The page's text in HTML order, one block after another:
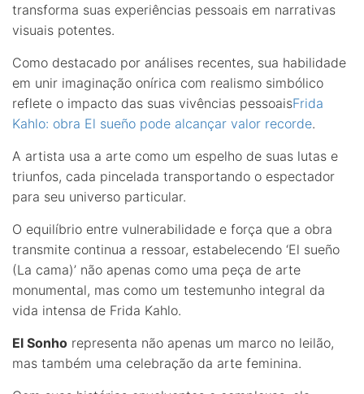
transforma suas experiências pessoais em narrativas
visuais potentes.
Como destacado por análises recentes, sua habilidade
em unir imaginação onírica com realismo simbólico
reflete o impacto das suas vivências pessoaisFrida
Kahlo: obra El sueño pode alcançar valor recorde.
A artista usa a arte como um espelho de suas lutas e
triunfos, cada pincelada transportando o espectador
para seu universo particular.
O equilíbrio entre vulnerabilidade e força que a obra
transmite continua a ressoar, estabelecendo ‘El sueño
(La cama)’ não apenas como uma peça de arte
monumental, mas como um testemunho integral da
vida intensa de Frida Kahlo.
El Sonho representa não apenas um marco no leilão,
mas também uma celebração da arte feminina.